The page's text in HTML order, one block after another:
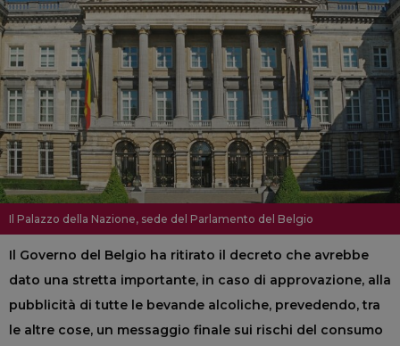
Il Palazzo della Nazione, sede del Parlamento del Belgio
Il Governo del Belgio ha ritirato il decreto che avrebbe
dato una stretta importante, in caso di approvazione, alla
pubblicità di tutte le bevande alcoliche, prevedendo, tra
le altre cose, un messaggio finale sui rischi del consumo